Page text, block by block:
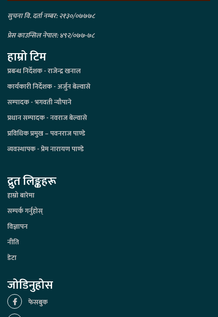
सुचना वि. दर्ता नम्बर: २१३०/०७७७८
प्रेस काउन्सिल नेपाल: ४९२/०७७-७८
हाम्रो टिम
प्रबन्ध निर्देशक - राजेन्द्र खनाल
कार्यकारी निर्देशक - अर्जुन बेल्वासे
सम्पादक - भगवती न्यौपाने
प्रधान सम्पादक - नवराज बेल्वासे
प्रविधिक प्रमुख – पवनराज पाण्डे
व्यवस्थापक - प्रेम नारायण पाण्डे
द्रुत लिङ्कहरू
हाम्रो बारेमा
सम्पर्क गर्नुहोस्
विज्ञापन
नीति
डेटा
जोडिनुहोस
फेसबुक